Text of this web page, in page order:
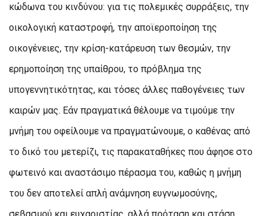
κώδωνα του κινδύνου: για τις πολεμικές συρράξεις, την
οικολογική καταστροφή, την αποϊεροποίηση της
οικογένειες, την κρίση-κατάρευση των θεσμών, την
ερημοποίηση της υπαίθρου, το πρόβλημα της
υπογεννητικότητας, και τόσες άλλες παθογένειες των
καιρών μας. Εάν πραγματικά θέλουμε να τιμούμε την
μνήμη του οφείλουμε να πραγματώνουμε, ο καθένας από
το δικό του μετερίζι, τις παρακαταθήκες που άφησε στο
φωτεινό και αναστάσιμο πέρασμα του, καθώς η μνήμη
του δεν αποτελεί απλή ανάμνηση ευγνωμοσύνης,
σεβασμού και ευχαριστίας, αλλά πρόταση και στάση